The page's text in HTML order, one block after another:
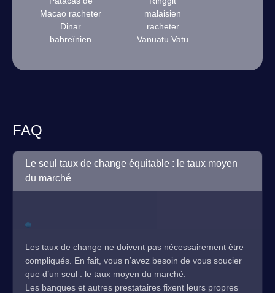
Macao racheter
Dinar
bahreïnien
malaisien
racheter
Vanuatu Vatu
FAQ
Le seul taux de change équitable : le taux moyen
du marché
Les taux de change ne doivent pas nécessairement être
compliqués. En fait, vous n’avez besoin de vous soucier
que d’un seul : le taux moyen du marché.
Les banques et autres prestataires fixent leurs propres